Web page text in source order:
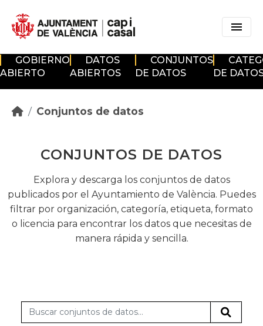
GOBIERNO
ABIERTO
DATOS
ABIERTOS
CONJUNTOS
DE DATOS
DE
Conjuntos de datos
CONJUNTOS DE DATOS
Explora y descarga los conjuntos de datos
publicados por el Ayuntamiento de València. Puedes
filtrar por organización, categoría, etiqueta, formato
o licencia para encontrar los datos que necesitas de
manera rápida y sencilla.